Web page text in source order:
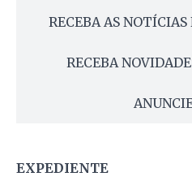
RECEBA AS NOTÍCIAS
RECEBA
EXPEDIENTE